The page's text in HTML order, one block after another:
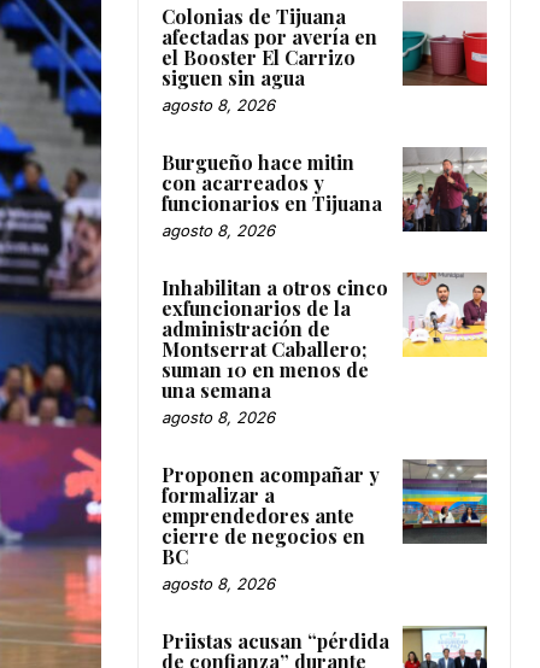
Colonias de Tijuana
afectadas por avería en
el Booster El Carrizo
siguen sin agua
agosto 8, 2026
Burgueño hace mitin
con acarreados y
funcionarios en Tijuana
agosto 8, 2026
Inhabilitan a otros cinco
exfuncionarios de la
administración de
Montserrat Caballero;
suman 10 en menos de
una semana
agosto 8, 2026
Proponen acompañar y
formalizar a
emprendedores ante
cierre de negocios en
BC
agosto 8, 2026
Priistas acusan “pérdida
de confianza” durante